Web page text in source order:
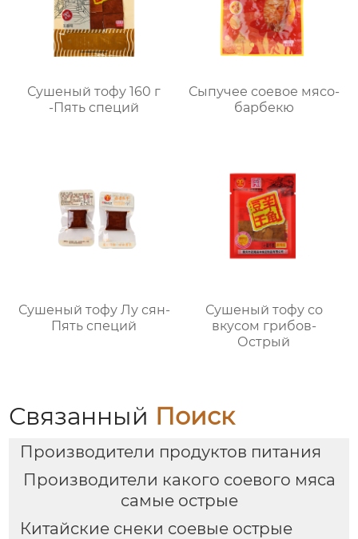
Сушеный тофу 160 г
-Пять специй
Сыпучее соевое мясо-
барбекю
Сушеный тофу Лу сян-
Пять специй
Сушеный тофу со
вкусом грибов-
Острый
Связанный Поиск
Производители продуктов питания
Производители какого соевого мяса
самые острые
Китайские снеки соевые острые